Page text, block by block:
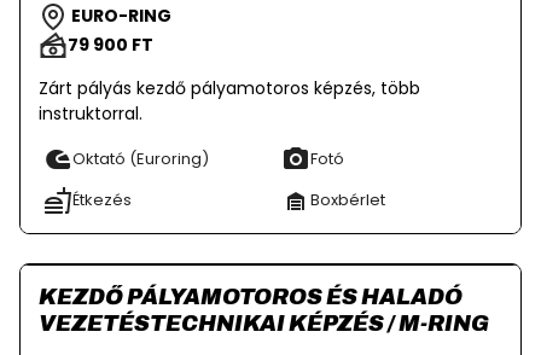
EURO-RING
79 900 FT
Zárt pályás kezdő pályamotoros képzés, több
instruktorral.
Oktató (Euroring)
Fotó
Étkezés
Boxbérlet
KEZDŐ PÁLYAMOTOROS ÉS HALADÓ
VEZETÉSTECHNIKAI KÉPZÉS / M-RING